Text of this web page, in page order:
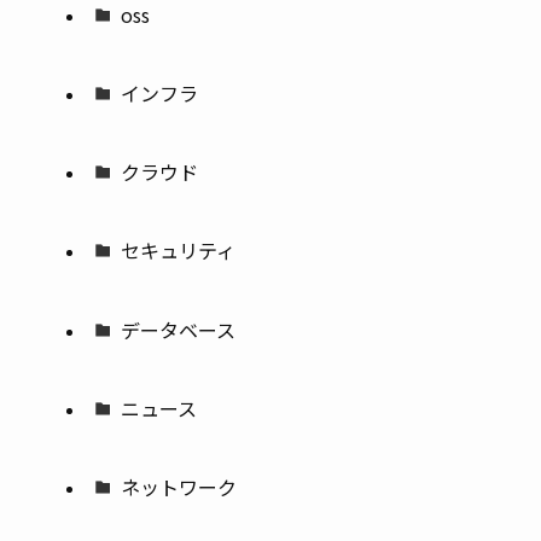
oss
インフラ
クラウド
セキュリティ
データベース
ニュース
ネットワーク